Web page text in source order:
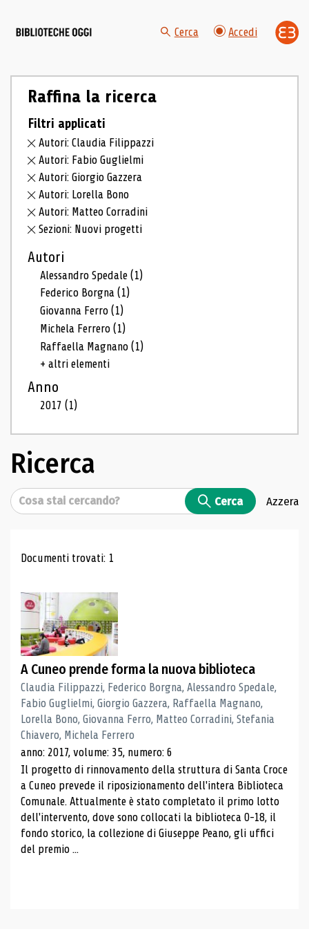
Cerca Accedi
Raffina la ricerca
Filtri applicati
Autori: Claudia Filippazzi
Autori: Fabio Guglielmi
Autori: Giorgio Gazzera
Autori: Lorella Bono
Autori: Matteo Corradini
Sezioni: Nuovi progetti
Autori
Alessandro Spedale(1)
Federico Borgna(1)
Giovanna Ferro(1)
Michela Ferrero(1)
Raffaella Magnano(1)
+ altri elementi
Anno
2017(1)
Ricerca
Cerca Cerca Azzera
Risultati di ricerca
Documenti trovati: 1
A Cuneo prende forma la nuova biblioteca
Claudia Filippazzi, Federico Borgna, Alessandro Spedale,
Fabio Guglielmi, Giorgio Gazzera, Raffaella Magnano,
Lorella Bono, Giovanna Ferro, Matteo Corradini, Stefania
Chiavero, Michela Ferrero
anno: 2017, volume: 35, numero: 6
Il progetto di rinnovamento della struttura di Santa Croce
a Cuneo prevede il riposizionamento dell'intera Biblioteca
Comunale. Attualmente è stato completato il primo lotto
dell'intervento, dove sono collocati la biblioteca 0-18, il
fondo storico, la collezione di Giuseppe Peano, gli uffici
del premio ...